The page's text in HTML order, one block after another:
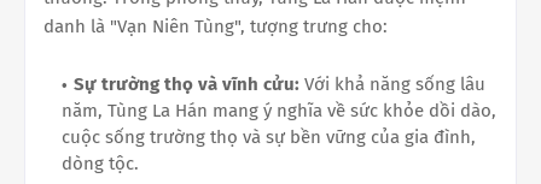
danh là "Vạn Niên Tùng", tượng trưng cho:
Sự trường thọ và vĩnh cửu: Với khả năng sống lâu
năm, Tùng La Hán mang ý nghĩa về sức khỏe dồi dào,
cuộc sống trường thọ và sự bền vững của gia đình,
dòng tộc.